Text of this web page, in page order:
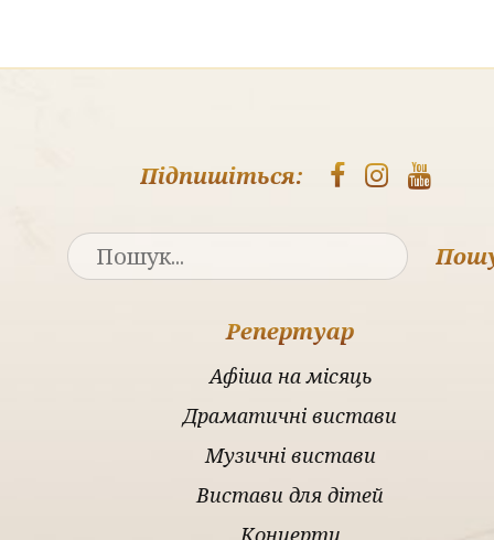
Підпишіться:
Репертуар
Афіша на місяць
Драматичні вистави
Музичні вистави
Вистави для дітей
Концерти